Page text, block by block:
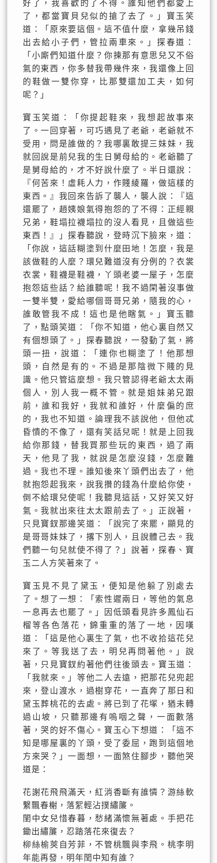
好了，我喜歡的了不得。誰知他們都愛上
了，都當寶貝兒似的搶了去了。」寶玉笑
道：「原來要這個。這不值什麼，拿幾吊錢
出去給小子們，管拉兩車來。」探春道：
「小廝們知道什麼？你揀那有意思兒又不俗
氣的東西，你多替我帶幾件來，我還像上回
的鞋做一雙你穿，比那雙還加工夫，如何
呢？」
寶玉笑道：「你提起鞋來，我想起故事來
了。一回穿著，可巧遇見了老爺，老爺就不
受用，問是誰做的？我哪裏敢提三妹妹，我
就回說是前兒我的生日舅母給的。老爺聽了
是舅母給的，才不好說什麼了。半日還說：
『何苦來！虛耗人力，作賤綾羅，做這樣的
東西。』我回來告訴了襲人，襲人說：『這
還罷了，趙姨娘氣得抱怨的了不得：正經親
兄弟，鞋塌拉襪塌拉的沒人看見，且做這些
東西！』」探春聽說，登時沉下臉來，道：
「你說，這話糊塗到什麼田地！怎麼，我是
該做鞋的人麼？環兒難道沒有分例的？衣裳
衣裳，鞋襪是鞋襪，丫頭老婆一屋子，怎麼
抱怨這些話？給誰聽呢！我不過閑著沒事做
一雙半雙，愛給哪個哥哥兄弟，隨我的心，
誰敢管我不成！這也是他瞎氣。」寶玉聽
了，點頭笑道：「你不知道，他心裏自然又
有個想頭了。」探春聽說，一發動了氣，將
頭一扭，說道：「連你也糊塗了！他那想
頭，自然是有的。不過是那陰微下賤的見
識。他只管這麼想。我只管認得老爺太太兩
個人，別人我一概不管。就是姐妹弟兄跟
前，誰和我好，我就和誰好，什麼偏的庶
的，我也不知道。論理我不該說他，但他忒
昏憒的不像了，還有笑話兒呢！就是上回我
給你那錢，替我買那些玩的東西，過了兩
天，他見了我，就說是怎麼沒錢，怎麼難
過。我也不理。誰知後來丫頭們出去了，他
就抱怨起我來，說我攢的錢為什麼給你使，
倒不給環兒使呢！我聽見這話，又好笑又好
氣。我就出來往太太跟前去了。」正說著，
只見寶釵那邊笑道：「說完了來罷，顯見的
是哥哥妹妹了，撂下別人，且說體己去。我
們聽一句兒就使不得了？」說著，探春、寶
玉二人方笑著來了。
寶玉見不見了黛玉，便知是他躲了別處去
了。想了一想：「索性遲兩日，等他的氣息
一息再去也罷了。」因低頭看見許多鳳仙石
榴等各色落花，錦重重的落了一地，因嘆
道：「這是他心裏生了氣，也不收拾這花兒
來了。等我送了去，明兒再問著他。」說
著，只見寶釵約著他們往後頭去。寶玉道：
「我就來。」等他二人去遠，把那花兒兜起
來，登山渡水，過樹穿花，一直奔了那日和
黛玉葬桃花的去處。將已到了花塚，猶未轉
過山坡，只聽那邊有嗚咽之聲，一面數落
著，哭的好不傷心。寶玉心下想道：「這不
知是哪屋裏的丫頭，受了委屈，跑到這個地
方來哭？」一面想，一面煞住腳步，聽他哭
道是：
花謝花飛飛滿天，紅消香斷有誰憐？游絲軟
繫飄春榭，落絮輕沾撲繡簾。
閨中女兒惜春暮，愁緒滿懷無著處。手把花
鋤出繡簾，忍踏落花來復去？
柳絲榆莢自芳菲，不管桃飄與李飛。桃李明
年能再發，明年閏中知有誰？